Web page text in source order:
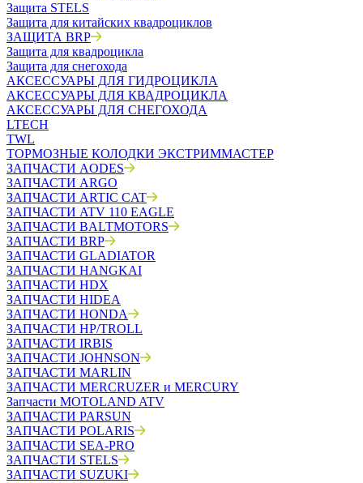
Защита STELS
Защита для китайских квадроциклов
ЗАЩИТА BRP
Защита для квадроцикла
Защита для снегохода
АКСЕССУАРЫ ДЛЯ ГИДРОЦИКЛА
АКСЕССУАРЫ ДЛЯ КВАДРОЦИКЛА
АКСЕССУАРЫ ДЛЯ СНЕГОХОДА
LTECH
TWL
ТОРМОЗНЫЕ КОЛОДКИ ЭКСТРИММАСТЕР
ЗАПЧАСТИ AODES
ЗАПЧАСТИ ARGO
ЗАПЧАСТИ ARTIC CAT
ЗАПЧАСТИ ATV 110 EAGLE
ЗАПЧАСТИ BALTMOTORS
ЗАПЧАСТИ BRP
ЗАПЧАСТИ GLADIATOR
ЗАПЧАСТИ HANGKAI
ЗАПЧАСТИ HDX
ЗАПЧАСТИ HIDEA
ЗАПЧАСТИ HONDA
ЗАПЧАСТИ HP/TROLL
ЗАПЧАСТИ IRBIS
ЗАПЧАСТИ JOHNSON
ЗАПЧАСТИ MARLIN
ЗАПЧАСТИ MERCRUZER и MERCURY
Запчасти MOTOLAND ATV
ЗАПЧАСТИ PARSUN
ЗАПЧАСТИ POLARIS
ЗАПЧАСТИ SEA-PRO
ЗАПЧАСТИ STELS
ЗАПЧАСТИ SUZUKI